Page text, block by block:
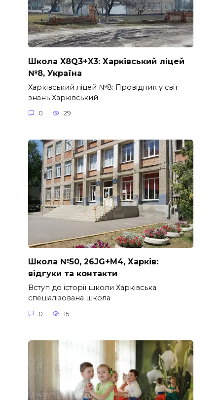
Школа X8Q3+X3: Харківський ліцей
№8, Україна
Харківський ліцей №8: Провідник у світ
знань Харківський
0 29
Школа №50, 26JG+M4, Харків:
відгуки та контакти
Вступ до історії школи Харківська
спеціалізована школа
0 15